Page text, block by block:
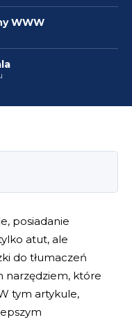
WWW
posiadanie
atut, ale
do tłumaczeń
narzędziem, które
tym artykule,